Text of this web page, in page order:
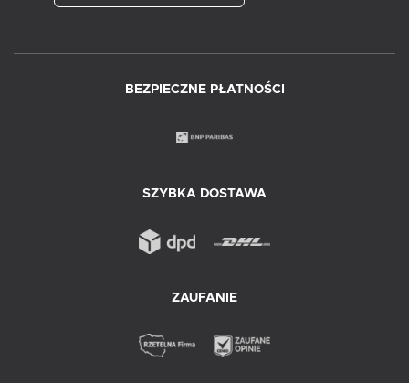
BEZPIECZNE PŁATNOŚCI
SZYBKA DOSTAWA
ZAUFANIE